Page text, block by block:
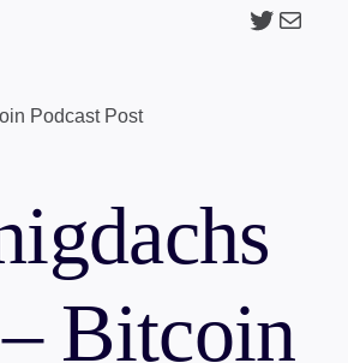
Twitter
The
Bitcoin